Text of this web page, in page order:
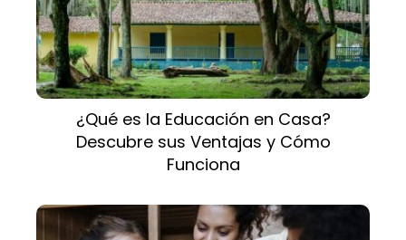
¿Qué es la Educación en Casa?
Descubre sus Ventajas y Cómo
Funciona